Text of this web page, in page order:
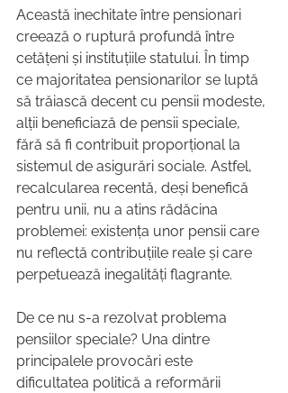
Această inechitate între pensionari
creează o ruptură profundă între
cetățeni și instituțiile statului. În timp
ce majoritatea pensionarilor se luptă
să trăiască decent cu pensii modeste,
alții beneficiază de pensii speciale,
fără să fi contribuit proporțional la
sistemul de asigurări sociale. Astfel,
recalcularea recentă, deși benefică
pentru unii, nu a atins rădăcina
problemei: existența unor pensii care
nu reflectă contribuțiile reale și care
perpetuează inegalități flagrante.
De ce nu s-a rezolvat problema
pensiilor speciale? Una dintre
principalele provocări este
dificultatea politică a reformării